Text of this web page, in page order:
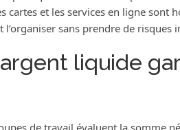
cartes et les services en ligne sont
sans prendre de risques
liquide
de travail évaluent la somme